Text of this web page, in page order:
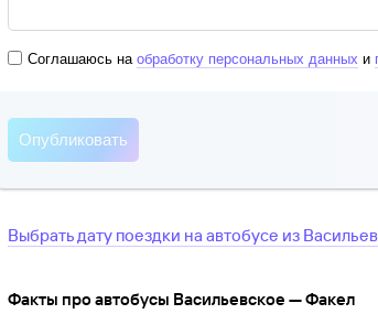
Соглашаюсь на обработку персональных данных и
Выбрать дату поездки на автобусе из
Факты про автобусы Васильевское — Факел